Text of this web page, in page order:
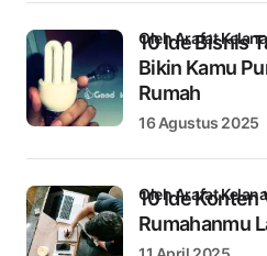
10 Ide Bisnis
Bikin Kamu
Rumah
oleh Arafat Kelana
16 Agustus 2025
10 Ide Konten
Rumahanmu
oleh Arafat Kelana